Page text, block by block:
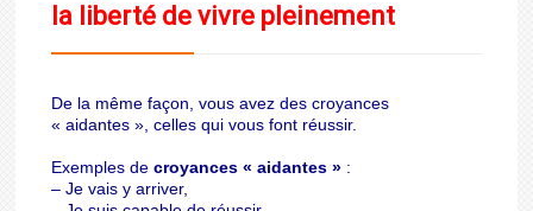
la liberté de vivre pleinement
De la même façon, vous avez des croyances
« aidantes », celles qui vous font réussir.
Exemples decroyances « aidantes » :
– Je vais y arriver,